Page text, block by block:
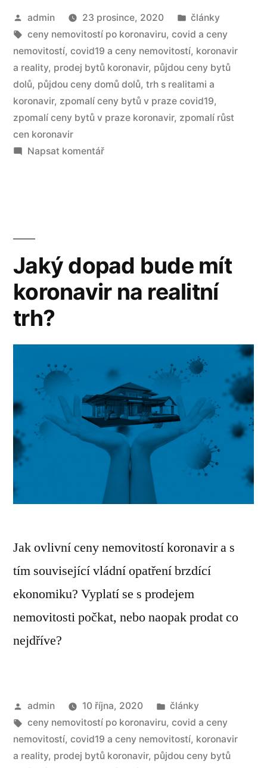
admin 23 prosince, 2020
články
ceny nemovitostí po koronaviru, covid a ceny
nemovitostí, covid19 a ceny nemovitostí, koronavir
a reality, prodej bytů koronavir, půjdou ceny bytů
dolů, půjdou ceny domů dolů, trh s realitami a
koronavir, zpomalí ceny bytů v praze covid19,
zpomalí ceny bytů v praze koronavir, zpomalí růst
cen koronavir
Napsat komentář
Jaký dopad bude mít
koronavir na realitní
trh?
Jak ovlivní ceny nemovitostí koronavir a s
tím související vládní opatření brzdící
ekonomiku? Vyplatí se s prodejem
nemovitosti počkat, nebo naopak prodat co
nejdříve?
admin 10 října, 2020
články
ceny nemovitostí po koronaviru, covid a ceny
nemovitostí, covid19 a ceny nemovitostí, koronavir
a reality, prodej bytů koronavir, půjdou ceny bytů